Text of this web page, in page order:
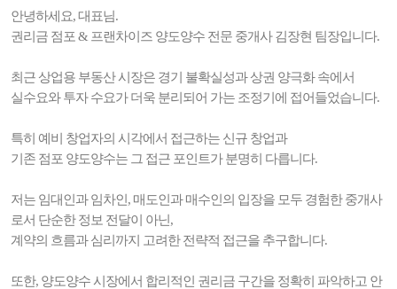
안녕하세요, 대표님.
권리금 점포 & 프랜차이즈 양도양수 전문 중개사 김장현 팀장입니다.
최근 상업용 부동산 시장은 경기 불확실성과 상권 양극화 속에서
실수요와 투자 수요가 더욱 분리되어 가는 조정기에 접어들었습니다.
특히 예비 창업자의 시각에서 접근하는 신규 창업과
기존 점포 양도양수는 그 접근 포인트가 분명히 다릅니다.
저는 임대인과 임차인, 매도인과 매수인의 입장을 모두 경험한 중개사
로서 단순한 정보 전달이 아닌,
계약의 흐름과 심리까지 고려한 전략적 접근을 추구합니다.
또한, 양도양수 시장에서 합리적인 권리금 구간을 정확히 파악하고 안